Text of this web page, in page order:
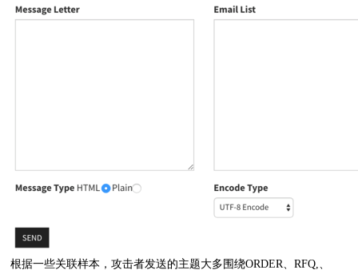
根据一些关联样本，攻击者发送的主题大多围绕ORDER、RFQ,、